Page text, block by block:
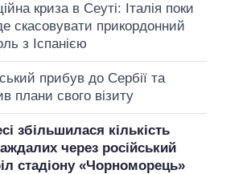
криза в Сеуті: Італія поки
скасовувати прикордонний
з Іспанією
прибув до Сербії та
плани свого візиту
збільшилася кількість
через російський
стадіону «Чорноморець»